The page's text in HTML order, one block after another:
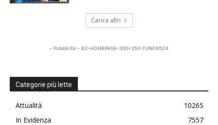
Carica altri
- Pubblicità - B2-HOMEPAGE-300x250-TUNEWS24
Categorie più lette
Attualità
10265
In Evidenza
7557